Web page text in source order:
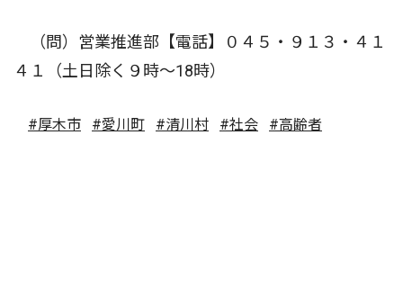
（問）営業推進部【電話】０４５・９１３・４１
４１（土日除く９時〜18時）
#厚木市 #愛川町 #清川村 #社会 #高齢者